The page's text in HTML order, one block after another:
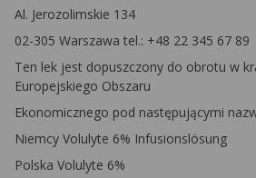
Al. Jerozolimskie 134
02-305 Warszawa tel.: +48 22 345 67 89
Ten lek jest dopuszczony do obrotu w
Europejskiego Obszaru
Ekonomicznego pod następującymi
Niemcy Volulyte 6% Infusionslösung
Polska Volulyte 6%